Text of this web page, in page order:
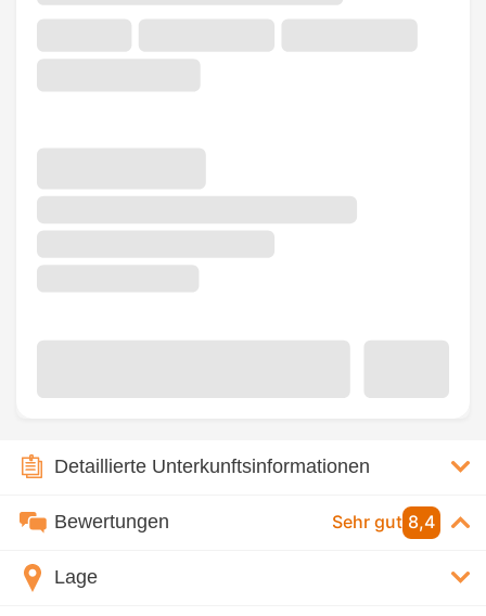
Detaillierte Unterkunftsinformationen
Bewertungen Sehr gut 8,4
Lage